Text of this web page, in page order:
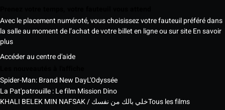
Avec le placement numéroté, vous choisissez votre fauteuil préféré dans
la salle au moment de l’achat de votre billet en ligne ou sur siteEn savoir
plus
Accéder au centre d'aide
Spider-Man: Brand New DayL'Odyssée
La Pat'patrouille : Le film Mission Dino
KHALI BELEK MIN NAFSAK / خلي بالك من نفسكTous les films